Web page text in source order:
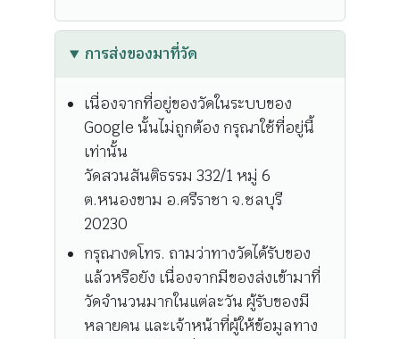
การส่งของมาที่วัด
เนื่องจากที่อยู่ของวัดในระบบของ
Google นั้นไม่ถูกต้อง กรุณาใช้ที่อยู่นี้
เท่านั้น
วัดสวนสันติธรรม 332/1 หมู่ 6
ต.หนองขาม อ.ศรีราชา จ.ชลบุรี
20230
กรุณางดโทร. ถามว่าทางวัดได้รับของ
แล้วหรือยัง เนื่องจากมีของส่งเข้ามาที่
วัดจำนวนมากในแต่ละวัน ผู้รับของมี
หลายคน และเจ้าหน้าที่ผู้ให้ข้อมูลทาง